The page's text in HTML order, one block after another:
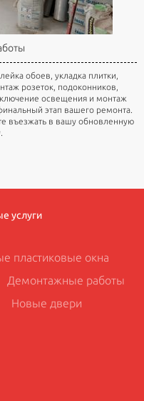
обоев, укладка плитки,
розеток, подоконников,
освещения и монтаж
этап вашего ремонта.
въезжать в вашу обновленную
услуги
пластиковые окна
Демонтажные работы
Новые двери